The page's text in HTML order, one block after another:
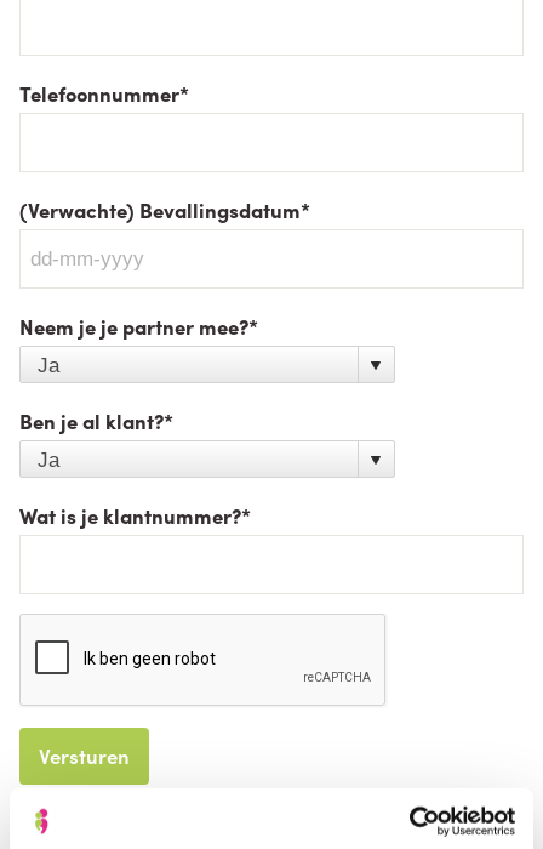
Telefoonnummer*
(Verwachte) Bevallingsdatum*
Neem je je partner mee?*
Ben je al klant?*
Wat is je klantnummer?*